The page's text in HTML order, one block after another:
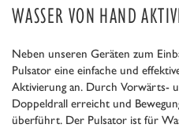
WASSER VON HAND
Neben unseren Geräten zum
Pulsator eine einfache und
Aktivierung an. Durch Vorwärts-
Doppeldrall erreicht und
überführt. Der Pulsator ist für